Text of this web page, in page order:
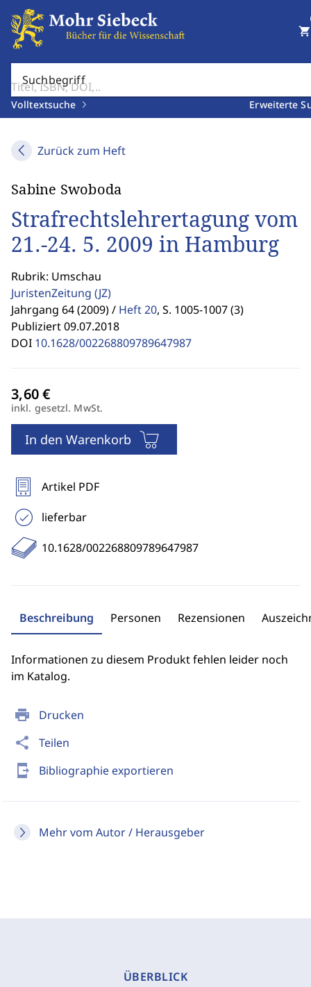
Suchbegriff
Volltextsuche Erweiterte
shopping_cart
Zurück zum Heft
print Drucken
share Teilen
send_to_mobile Bibliographie exportieren
Mehr vom Autor / Herausgeber
Sabine Swoboda
Strafrechtslehrertagung vom
21.-24. 5. 2009 in Hamburg
Rubrik: Umschau
JuristenZeitung (JZ)
Jahrgang 64 (2009) / Heft 20, S. 1005-1007 (3)
Publiziert 09.07.2018
DOI 10.1628/002268809789647987
inkl. gesetzl. MwSt.
In den Warenkorb
Artikel PDF
lieferbar
10.1628/002268809789647987
Beschreibung Personen Rezensionen
Informationen zu diesem Produkt fehlen leider noch
im Katalog.
ÜBERBLICK